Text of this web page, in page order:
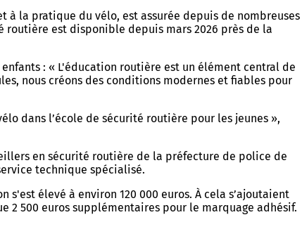
la pratique du vélo, est assurée depuis de nombreuses
est disponible depuis mars 2026 près de la
: « L'éducation routière est un élément central de
nous créons des conditions modernes et fiables pour
dans l’école de sécurité routière pour les jeunes »,
en sécurité routière de la préfecture de police de
technique spécialisé.
élevé à environ 120 000 euros. À cela s’ajoutaient
2 500 euros supplémentaires pour le marquage adhésif.